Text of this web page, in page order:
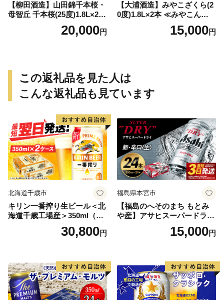
【柳田酒造】山田錦千本桜・
母智丘 千本桜(25度)1.8L×2本
≪みやこんじょ特急便≫_AC
20,000円
【大浦酒造】みやこざくら(2
0度)1.8L×2本 ≪みやこんじょ
特急便≫_MJ-077115,000円
この返礼品を見た人は
こんな返礼品も見ています
北海道千歳市
キリン一番搾り生ビール＜北
海道千歳工場産＞350ml（24
30,800円
福島県本宮市
【福島のへそのまち もとみ
や産】アサヒスーパードライ
350ml×24本 合計8.4L 1ケー
ス アルコール度数5% 缶ビー
口 送料無料 カメイ 本宮市
【07214-0206】
15,000円